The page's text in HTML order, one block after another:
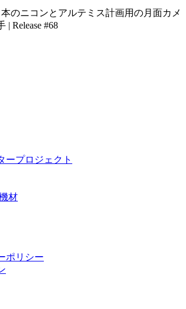
のニコンとアルテミス計画用の月面カメ
| Release #68
ープロジェクト
材
ポリシー